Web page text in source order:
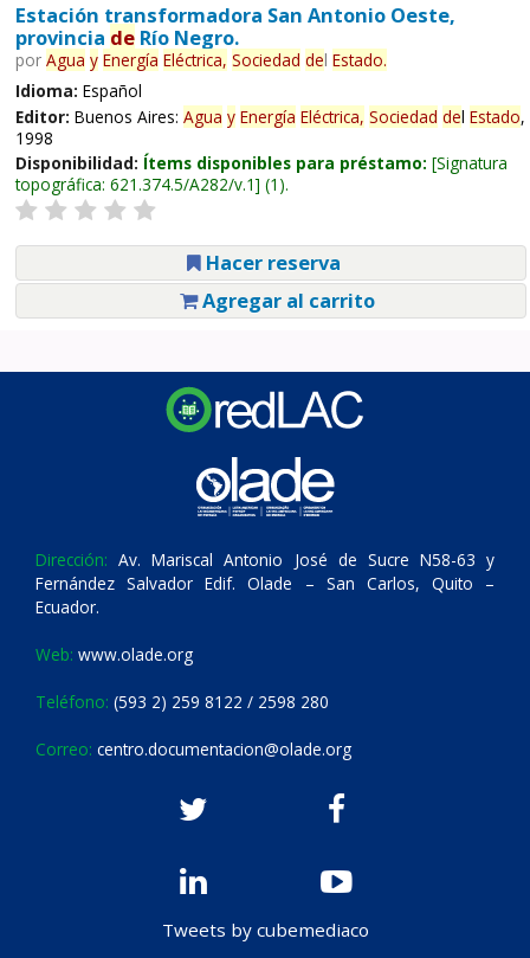
Estación transformadora San Antonio Oeste,
provincia deRío Negro.
por Agua y Energía Eléctrica, Sociedad del Estado.
Idioma: Español
Editor: Buenos Aires: Agua y Energía Eléctrica, Sociedad del Estado,
1998
Disponibilidad: Ítems disponibles para préstamo: Signatura
topográfica: 621.374.5/A282/v.1 (1).
Hacer reserva
Agregar al carrito
Dirección: Av. Mariscal Antonio José de Sucre N58-63 y
Fernández Salvador Edif. Olade – San Carlos, Quito –
Ecuador.
Web: www.olade.org
Teléfono: (593 2) 259 8122 / 2598 280
Correo: centro.documentacion@olade.org
Tweets by cubemediaco